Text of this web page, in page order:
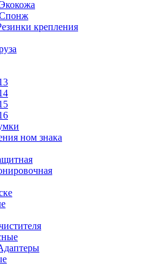
крепления
ном знака